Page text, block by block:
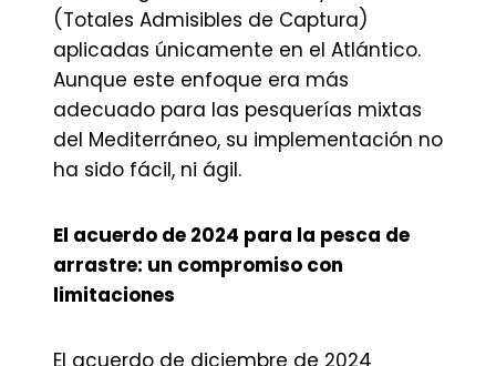
(Totales Admisibles de Captura)
aplicadas únicamente en el Atlántico.
Aunque este enfoque era más
adecuado para las pesquerías mixtas
del Mediterráneo, su implementación no
ha sido fácil, ni ágil.
El acuerdo de 2024 para la pesca de
arrastre: un compromiso con
limitaciones
El acuerdo de diciembre de 2024